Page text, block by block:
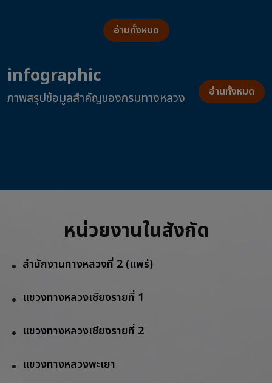
อ่านทั้งหมด
infographic
ภาพสรุปข้อมูลสำคัญของกรมทางหลวง อ่านทั้งหมด
หน่วยงานในสังกัด
สำนักงานทางหลวงที่ 2 (แพร่)
แขวงทางหลวงเชียงรายที่ 1
แขวงทางหลวงเชียงรายที่ 2
แขวงทางหลวงพะเยา